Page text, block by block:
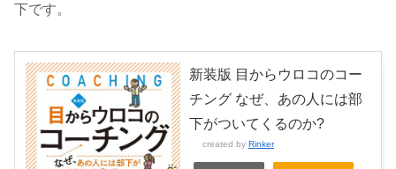
下です。
新装版 目からウロコのコー
チング なぜ、あの人には部
下がついてくるのか?
created by Rinker